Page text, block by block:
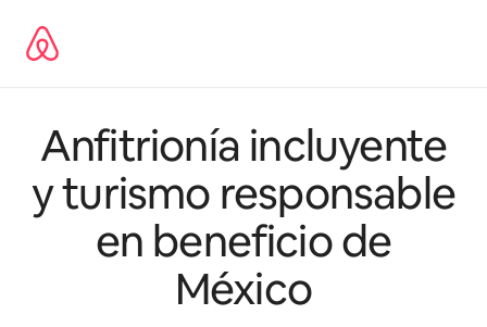
вмісту
Anfitrionía incluyente
y turismo responsable
en beneficio de
México